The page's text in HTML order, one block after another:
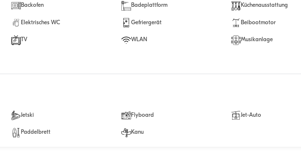
Backofen Badeplattform Küchenausstattung
Elektrisches WC Gefriergerät Beibootmotor
TV WLAN Musikanlage
Jetski Flyboard Jet-Auto
Paddelbrett Kanu